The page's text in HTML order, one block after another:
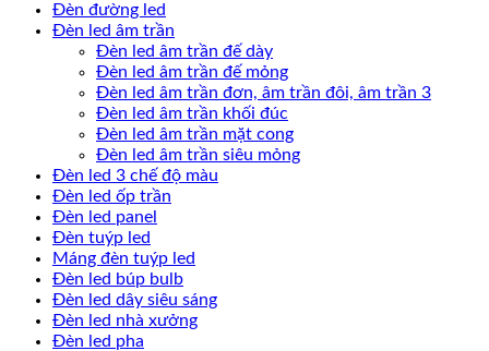
Đèn đường led
Đèn led âm trần
Đèn led âm trần đế dày
Đèn led âm trần đế mỏng
Đèn led âm trần đơn, âm trần đôi, âm trần 3
Đèn led âm trần khối đúc
Đèn led âm trần mặt cong
Đèn led âm trần siêu mỏng
Đèn led 3 chế độ màu
Đèn led ốp trần
Đèn led panel
Đèn tuýp led
Máng đèn tuýp led
Đèn led búp bulb
Đèn led dây siêu sáng
Đèn led nhà xưởng
Đèn led pha